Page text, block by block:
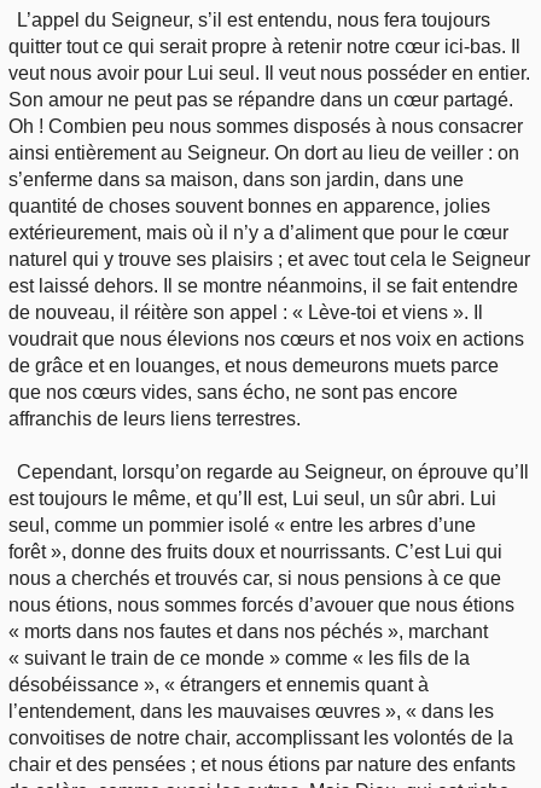
L’appel du Seigneur, s’il est entendu, nous fera toujours
quitter tout ce qui serait propre à retenir notre cœur ici-bas. Il
veut nous avoir pour Lui seul. Il veut nous posséder en entier.
Son amour ne peut pas se répandre dans un cœur partagé.
Oh ! Combien peu nous sommes disposés à nous consacrer
ainsi entièrement au Seigneur. On dort au lieu de veiller : on
s’enferme dans sa maison, dans son jardin, dans une
quantité de choses souvent bonnes en apparence, jolies
extérieurement, mais où il n’y a d’aliment que pour le cœur
naturel qui y trouve ses plaisirs ; et avec tout cela le Seigneur
est laissé dehors. Il se montre néanmoins, il se fait entendre
de nouveau, il réitère son appel : « Lève-toi et viens ». Il
voudrait que nous élevions nos cœurs et nos voix en actions
de grâce et en louanges, et nous demeurons muets parce
que nos cœurs vides, sans écho, ne sont pas encore
affranchis de leurs liens terrestres.
Cependant, lorsqu’on regarde au Seigneur, on éprouve qu’Il
est toujours le même, et qu’Il est, Lui seul, un sûr abri. Lui
seul, comme un pommier isolé « entre les arbres d’une
forêt », donne des fruits doux et nourrissants. C’est Lui qui
nous a cherchés et trouvés car, si nous pensions à ce que
nous étions, nous sommes forcés d’avouer que nous étions
« morts dans nos fautes et dans nos péchés », marchant
« suivant le train de ce monde » comme « les fils de la
désobéissance », « étrangers et ennemis quant à
l’entendement, dans les mauvaises œuvres », « dans les
convoitises de notre chair, accomplissant les volontés de la
chair et des pensées ; et nous étions par nature des enfants